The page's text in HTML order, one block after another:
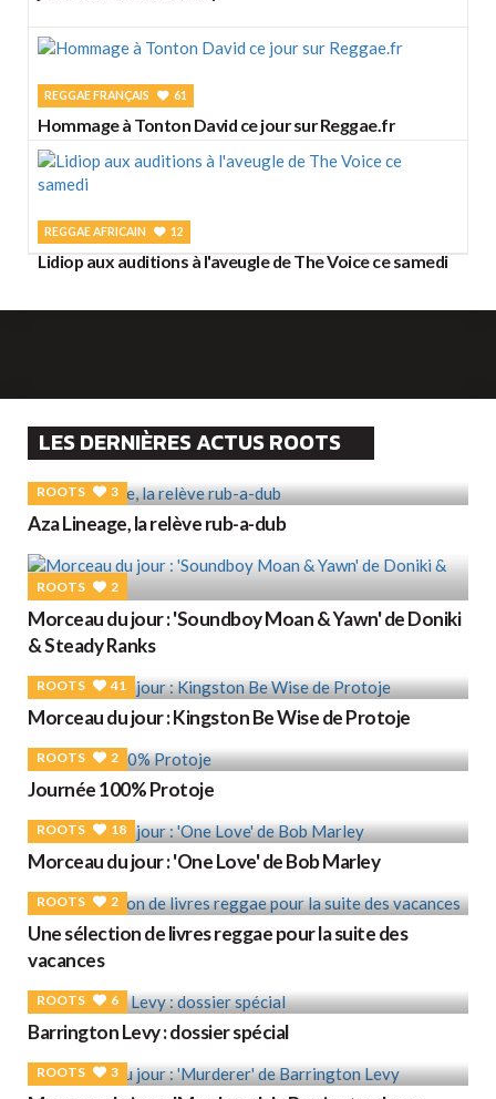
REGGAE FRANÇAIS 61
Hommage à Tonton David ce jour sur Reggae.fr
REGGAE AFRICAIN 12
Lidiop aux auditions à l'aveugle de The Voice ce samedi
LES DERNIÈRES ACTUS ROOTS
ROOTS 3
Aza Lineage, la relève rub-a-dub
ROOTS 2
Morceau du jour : 'Soundboy Moan & Yawn' de Doniki
& Steady Ranks
ROOTS 41
Morceau du jour : Kingston Be Wise de Protoje
ROOTS 2
Journée 100% Protoje
ROOTS 18
Morceau du jour : 'One Love' de Bob Marley
ROOTS 2
Une sélection de livres reggae pour la suite des
vacances
ROOTS 6
Barrington Levy : dossier spécial
ROOTS 3